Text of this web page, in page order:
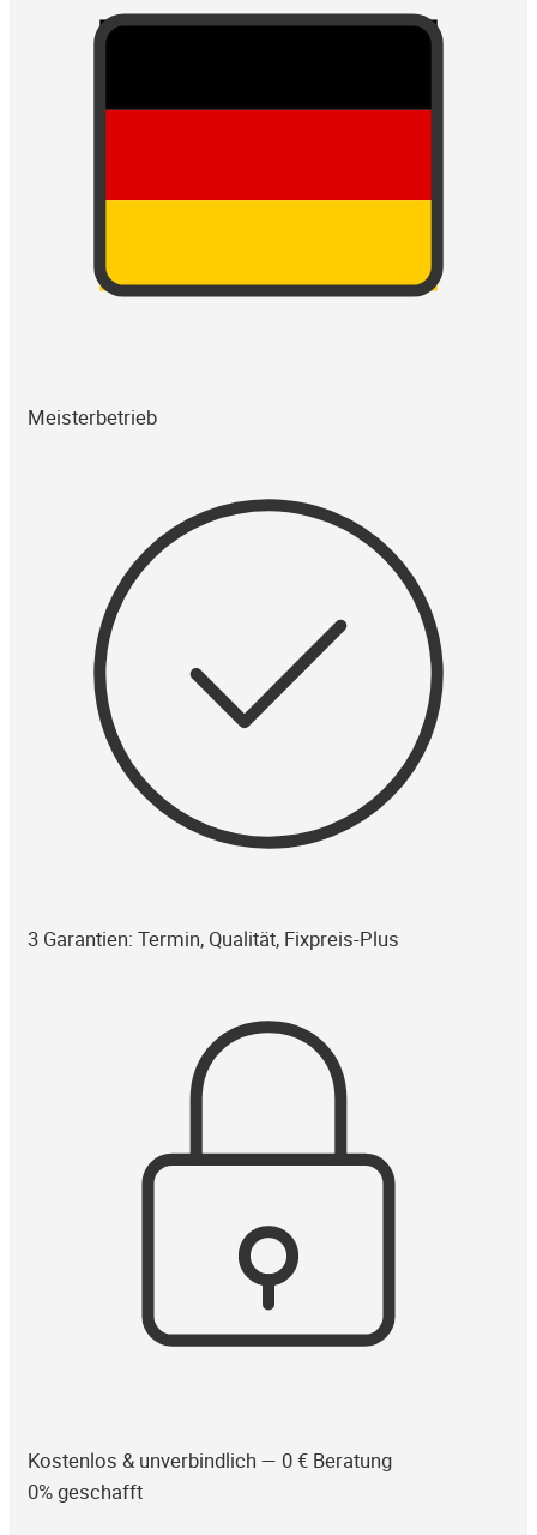
Meisterbetrieb
3 Garantien: Termin, Qualität, Fixpreis-Plus
Kostenlos & unverbindlich — 0 € Beratung
0% geschafft